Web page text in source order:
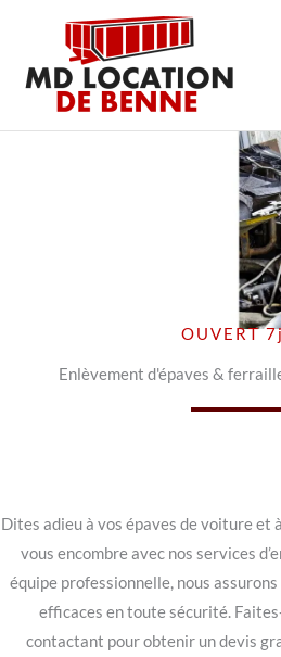
contenu
OUVERT
Enlèvement d'épaves &
Dites adieu à vos épaves de voiture
vous encombre avec nos services
équipe professionnelle, nous
efficaces en toute sécurité.
contactant pour obtenir un devis